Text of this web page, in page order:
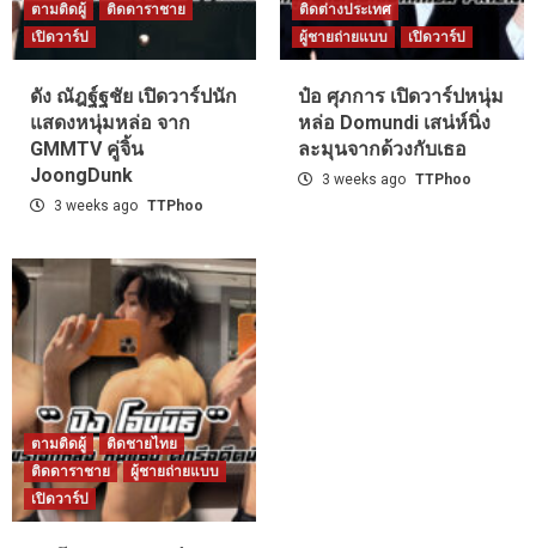
ตามติดผู้
ติดดาราชาย
เปิดวาร์ป
ดัง ณัฎฐ์ฐชัย เปิดวาร์ปนัก
แสดงหนุ่มหล่อ จาก
GMMTV คู่จิ้น
JoongDunk
3 weeks ago TTPhoo
ติดต่างประเทศ
ผู้ชายถ่ายแบบ
เปิดวาร์ป
ป๋อ ศุภการ เปิดวาร์ปหนุ่ม
หล่อ Domundi เสน่ห์นิ่ง
ละมุนจากด้วงกับเธอ
3 weeks ago TTPhoo
ตามติดผู้
ติดชายไทย
ติดดาราชาย
ผู้ชายถ่ายแบบ
เปิดวาร์ป